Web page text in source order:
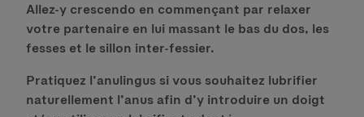
Allez-y crescendo en commençant par relaxer
votre partenaire en lui massant le bas du dos, les
fesses et le sillon inter-fessier.
Pratiquez l’anulingus si vous souhaitez lubrifier
naturellement l’anus afin d’y introduire un doigt